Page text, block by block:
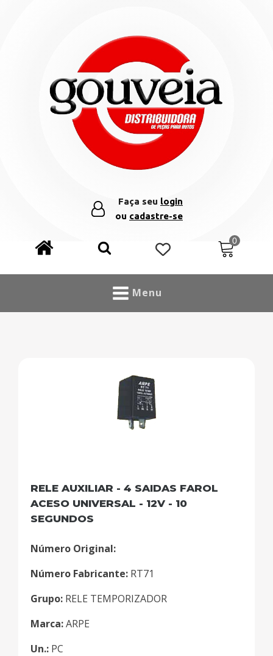
Faça seu login
ou cadastre-se
Menu
RELE AUXILIAR - 4 SAIDAS FAROL
ACESO UNIVERSAL - 12V - 10
SEGUNDOS
Número Original:
Número Fabricante: RT71
Grupo: RELE TEMPORIZADOR
Marca:ARPE
Un.: PC